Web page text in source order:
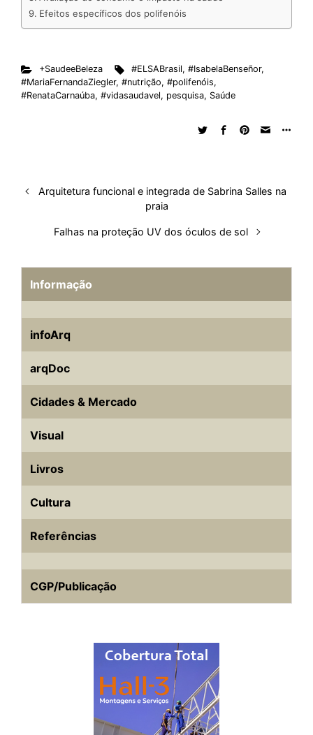
Efeitos específicos dos polifenóis
+SaudeeBeleza #ELSABrasil,#IsabelaBenseñor,
#MariaFernandaZiegler, #nutrição, #polifenóis,
#RenataCarnaúba, #vidasaudavel, pesquisa, Saúde
Arquitetura funcional e integrada de Sabrina Salles na
praia
Falhas na proteção UV dos óculos de sol
Informação
infoArq
arqDoc
Cidades & Mercado
Visual
Livros
Cultura
Referências
CGP/Publicação